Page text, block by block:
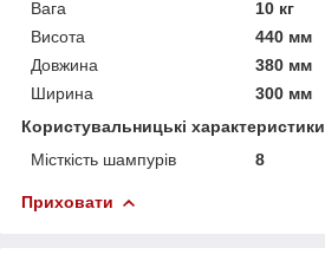
Вага
10 кг
Висота
440 мм
Довжина
380 мм
Ширина
300 мм
Користувальницькі характеристики
Місткість шампурів
8
Приховати